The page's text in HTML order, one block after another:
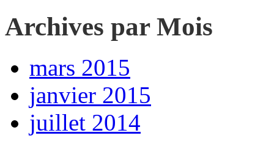
Archives par Mois
mars 2015
janvier 2015
juillet 2014